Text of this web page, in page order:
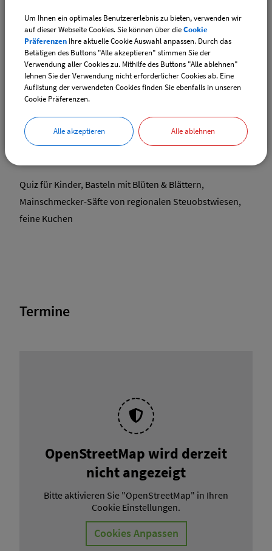
Dokumente
Gartenfest im Jedermannsgarten
Feiert mit uns und genießt den Jedermannsgarten am
Wiesenweg in seiner ganzen Blütenpracht!
15.00 Uhr Vorstellung des Jedermann-Gartens
Quiz für Kinder, Basteln mit Blüten & Blättern,
Mainschmecker-Säfte von regionalen Steuobstwiesen,
feine Kuchen
Termine
OpenStreetMap wird derzeit
nicht angezeigt
Bitte aktivieren Sie "OpenStreetMap" in Ihren
Cookie Einstellungen.
Cookies Anpassen
Um Ihnen ein optimales Benutzererlebnis zu bieten, verwenden wir
auf dieser Webseite Cookies. Sie können über dieCookie
Präferenzen Ihre aktuelle Cookie Auswahl anpassen. Durch das
Betätigen des Buttons "Alle akzeptieren" stimmen Sie der
Verwendung aller Cookies zu. Mithilfe des Buttons "Alle ablehnen"
lehnen Sie der Verwendung nicht erforderlicher Cookies ab. Eine
Auflistung der verwendeten Cookies finden Sie ebenfalls in unseren
Cookie Präferenzen.
Alle akzeptieren Alle ablehnen